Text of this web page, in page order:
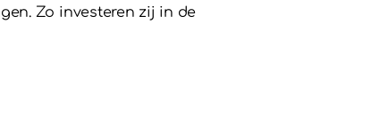
Zo investeren zij in de